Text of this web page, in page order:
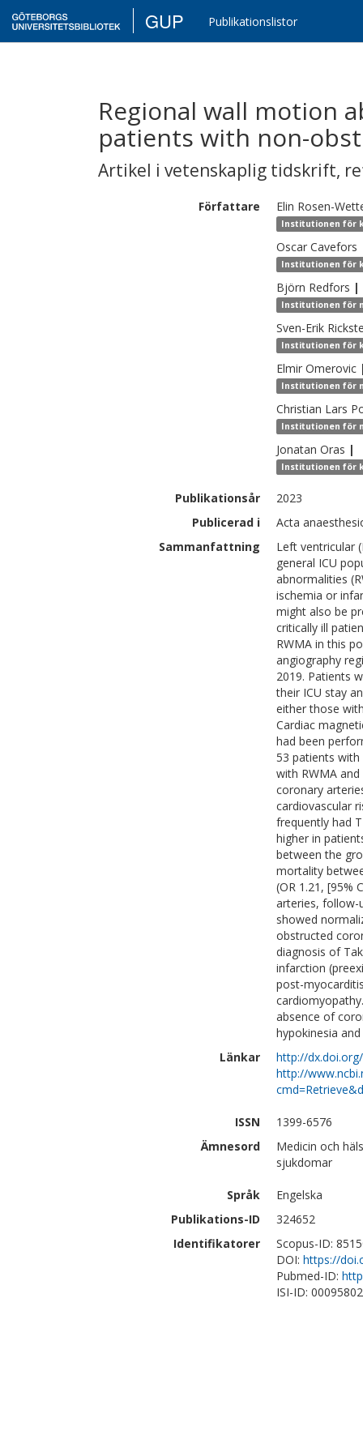
GUP Publikationslistor
Regional wall motion
patients with non-
Artikel i vetenskaplig tidskrift,
Författare Elin Rosen-
Institutionen för
Oscar Cavefors
Institutionen för
Björn Redfors |
Institutionen för
Sven-Erik
Institutionen för
Elmir Omerovic
Institutionen för
Christian Lars
Institutionen för
Jonatan Oras |
Institutionen för
Publikationsår
2023
Publicerad i
Acta
Sammanfattning
Left ventricular
general ICU
abnormalities
ischemia or
might also be
critically ill
RWMA in this
angiography
2019. Patients
their ICU stay
either those
Cardiac
had been
53 patients
with RWMA
coronary
cardiovascular
frequently had
higher in
between the
mortality
(OR 1.21, [95%
arteries, follow-
showed
obstructed
diagnosis of
infarction
post-
absence of
hypokinesia
Länkar
http://
http://
ISSN
1399-6576
Ämnesord
Medicin och
sjukdomar
Språk
Engelska
Publikations-ID
324652
Identifikatorer
Scopus-ID:
DOI: https://
Pubmed-ID:
ISI-ID: